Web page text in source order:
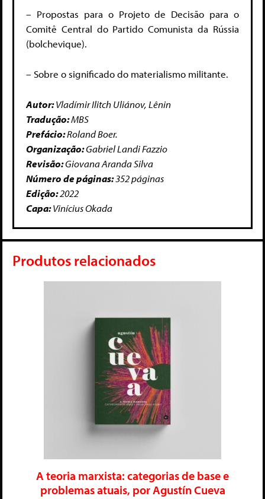
– Propostas para o Projeto de Decisão para o
Comitê Central do Partido Comunista da Rússia
(bolchevique).
– Sobre o significado do materialismo militante.
Autor:Vladímir Ilitch Uliánov, Lênin
Tradução:MBS
Prefácio:Roland Boer.
Organização:Gabriel Landi Fazzio
Revisão:Giovana Aranda Silva
Número de páginas:352 páginas
Edição:2022
Capa:Vinícius Okada
Produtos relacionados
A teoria marxista: categorias de base e
problemas atuais, por Agustín Cueva